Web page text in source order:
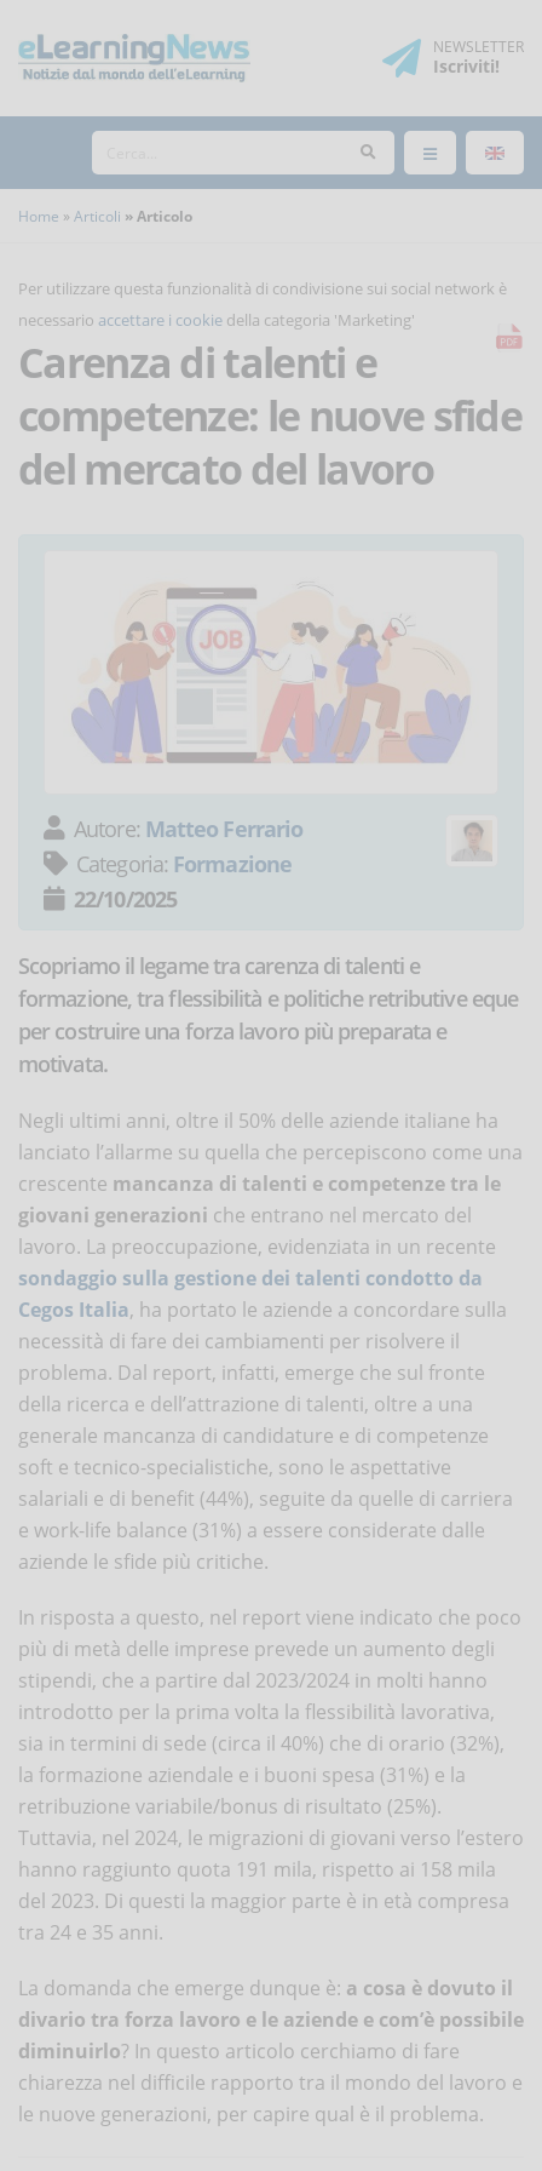
NEWSLETTER
Iscriviti!
Home Articoli Articolo
Per utilizzare questa funzionalità di condivisione sui social network è
necessario accettare i cookie della categoria 'Marketing'
Carenza di talenti e
competenze: le nuove sfide
del mercato del lavoro
Autore: Matteo Ferrario
Categoria: Formazione
22/10/2025
Scopriamo il legame tra carenza di talenti e
formazione, tra flessibilità e politiche retributive eque
per costruire una forza lavoro più preparata e
motivata.
Negli ultimi anni, oltre il 50% delle aziende italiane ha
lanciato l’allarme su quella che percepiscono come una
crescente mancanza di talenti e competenze tra le
giovani generazioni che entrano nel mercato del
lavoro. La preoccupazione, evidenziata in un recente
sondaggio sulla gestione dei talenti condotto da
Cegos Italia, ha portato le aziende a concordare sulla
necessità di fare dei cambiamenti per risolvere il
problema. Dal report, infatti, emerge che sul fronte
della ricerca e dell’attrazione di talenti, oltre a una
generale mancanza di candidature e di competenze
soft e tecnico-specialistiche, sono le aspettative
salariali e di benefit (44%), seguite da quelle di carriera
e work-life balance (31%) a essere considerate dalle
aziende le sfide più critiche.
In risposta a questo, nel report viene indicato che poco
più di metà delle imprese prevede un aumento degli
stipendi, che a partire dal 2023/2024 in molti hanno
introdotto per la prima volta la flessibilità lavorativa,
sia in termini di sede (circa il 40%) che di orario (32%),
la formazione aziendale e i buoni spesa (31%) e la
retribuzione variabile/bonus di risultato (25%).
Tuttavia, nel 2024, le migrazioni di giovani verso l’estero
hanno raggiunto quota 191 mila, rispetto ai 158 mila
del 2023. Di questi la maggior parte è in età compresa
tra 24 e 35 anni.
La domanda che emerge dunque è: a cosa è dovuto il
divario tra forza lavoro e le aziende e com’è possibile
diminuirlo? In questo articolo cerchiamo di fare
chiarezza nel difficile rapporto tra il mondo del lavoro e
le nuove generazioni, per capire qual è il problema.